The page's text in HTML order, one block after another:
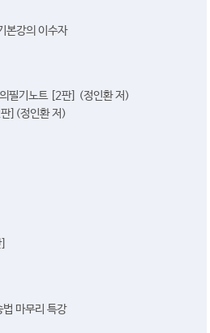
본강의 이수자
필기노트 [2판] (정인환 저)
](정인환 저)
마무리 특강